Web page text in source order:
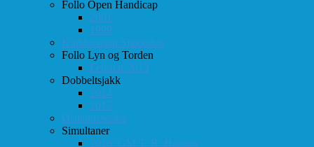
Follo Open Handicap
2001
1999
Klubbavisen Sjakkalen
Follo Lyn og Torden
Februar 2013
Dobbeltsjakk
2014
2015
Østlandsserien
Simultaner
2016: GM T. R. Hansen